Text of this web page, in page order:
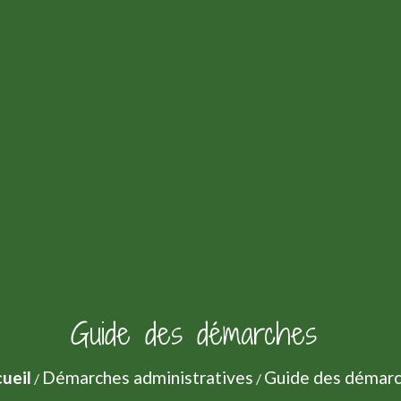
Guide des démarches
/ Démarches administratives / Guide des